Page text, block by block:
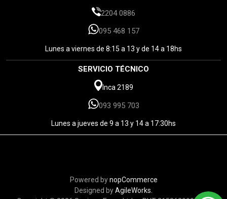
2204 0886
095 468 157
Lunes a viernes de 8:15 a 13 y de 14 a 18hs
SERVICIO TÉCNICO
Inca 2189
093 995 703
Lunes a jueves de 9 a 13 y 14 a 17:30hs
Powered bynopCommerce
Designed byAgileWorks.